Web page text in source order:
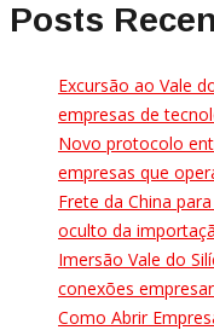
Posts
Excursão ao Vale
empresas de
Novo protocolo
empresas que
Frete da China
oculto da
Imersão Vale do
conexões
Como Abrir